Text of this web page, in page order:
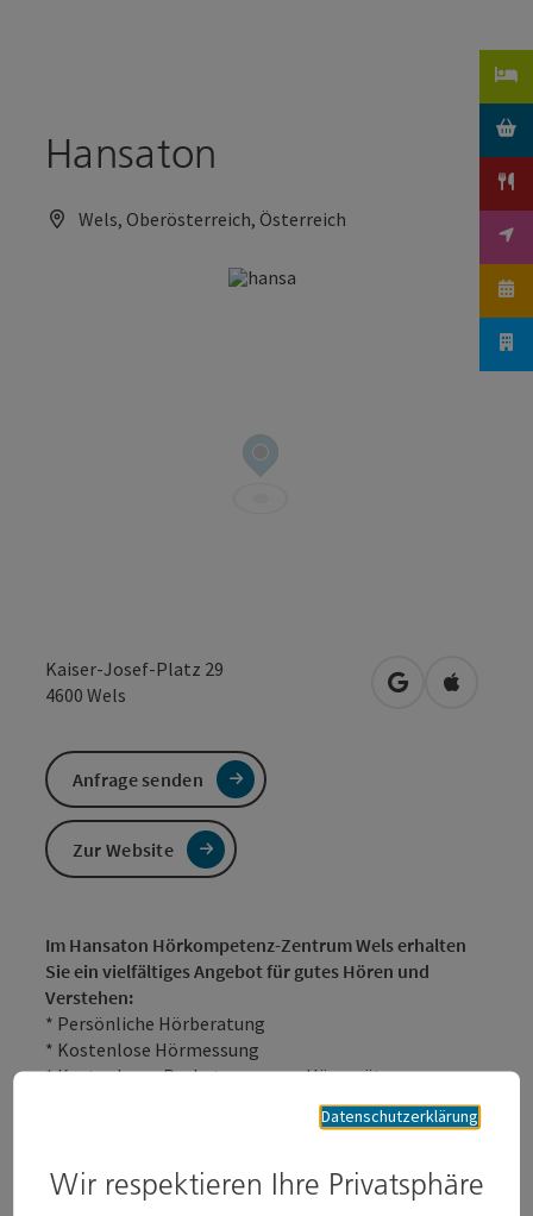
Hansaton
Wels, Oberösterreich, Österreich
Kaiser-Josef-Platz 29
4600 Wels in Googlein Apple
Im Hansaton Hörkompetenz-Zentrum Wels erhalten
Sie ein vielfältiges Angebot für gutes Hören und
Verstehen:
* Persönliche Hörberatung
* Kostenlose Hörmessung
* Kostenloses Probetragen von Hörgeräten
* Hörgeräte bzw. deren Anpassung
* Krankenkassen-Direktverrechnung
Anfrage senden
Zur Website
Datenschutzerklärung
Wir respektieren Ihre Privatsphäre